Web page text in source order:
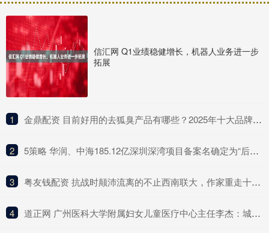
信汇网 Q1业绩稳健增长，机器人业务进一步
拓展
1 ​金鼎配资 目前好用的去狐臭产品有哪些？2025年十大品牌排行榜，这款实力派
2 ​5策略 华润、中海185.12亿深圳深湾项目备案名确定为“后海沄玺花园”
3 ​粤友钱配资 抗战时颠沛流离的不止西南联大，作家重走十所大学内迁路
4 ​道正网 广州医科大学附属妇女儿童医疗中心主任李杰：城乡差异与年轻化趋势下乳腺癌需提升早筛意识丨21CC肿瘤周